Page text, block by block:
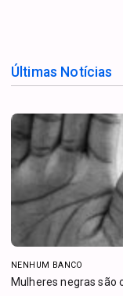
Últimas Notícias
NENHUM BANCO
Mulheres negras são